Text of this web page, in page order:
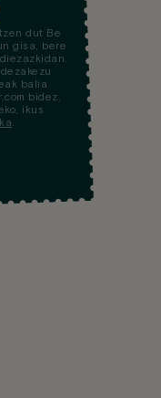
dut Be
gisa, bere
balia
bidez.
ikus
.